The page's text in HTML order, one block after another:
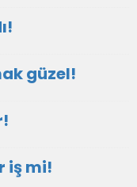
güzel!
iş mi!